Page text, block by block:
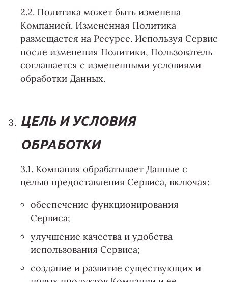
2.2. Политика может быть изменена
Компанией. Измененная Политика
размещается на Ресурсе. Используя Сервис
после изменения Политики, Пользователь
соглашается с измененными условиями
обработки Данных.
ЦЕЛЬ И УСЛОВИЯ
ОБРАБОТКИ
3.1. Компания обрабатывает Данные с
целью предоставления Сервиса, включая:
обеспечение функционирования
Сервиса;
улучшение качества и удобства
использования Сервиса;
создание и развитие существующих и